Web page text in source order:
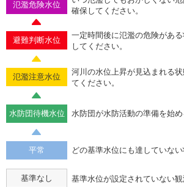
氾濫危険水位
確保してください。
避難判断水位
一定時間後に氾濫の危険がある
してください。
氾濫注意水位
河川の水位上昇が見込まれる
てください。
水防団待機水位 水防団が水防活動の準備を始め
平常 どの基準水位にも達していない
基準なし 基準水位が設定されていない観